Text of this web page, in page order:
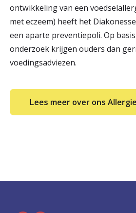
ontwikkeling van een
met eczeem) heeft het
een aparte preventiepoli. Op
onderzoek krijgen ouders dan
voedingsadviezen.
Lees meer over ons